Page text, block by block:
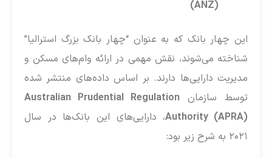
(ANZ)
این چهار بانک که به عنوان “چهار بانک بزرگ استرالیا”
شناخته می‌شوند، نقش مهمی در ارائه وام‌های مسکن و
مدیریت دارایی‌ها دارند. بر اساس داده‌های منتشر شده
توسط سازمان Australian Prudential Regulation
Authority (APRA)، دارایی‌های این بانک‌ها در سال
۲۰۲۱ به شرح زیر بود: